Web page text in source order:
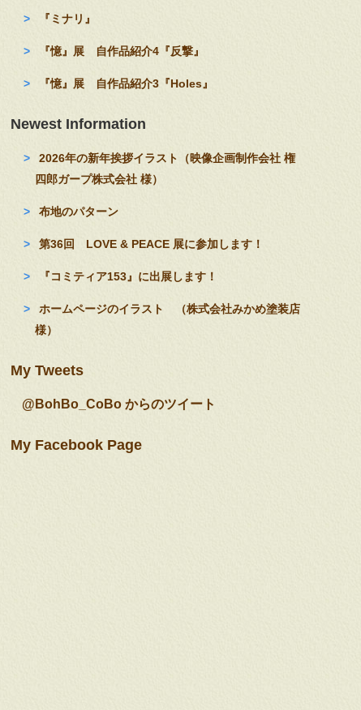
『ミナリ』
『憶』展 自作品紹介4『反撃』
『憶』展 自作品紹介3『Holes』
Newest Information
2026年の新年挨拶イラスト（映像企画制作会社 権
四郎ガープ株式会社 様）
布地のパターン
第36回 LOVE & PEACE 展に参加します！
『コミティア153』に出展します！
ホームページのイラスト （株式会社みかめ塗装店
様）
My Tweets
@BohBo_CoBo からのツイート
My Facebook Page